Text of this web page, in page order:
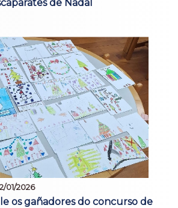
de Nadal
01/2026
os gañadores do concurso de